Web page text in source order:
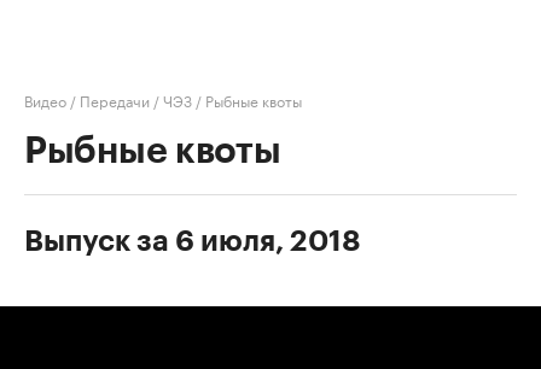
Видео / Передачи /ЧЭЗ / Рыбные квоты
Рыбные квоты
Выпуск за 6 июля, 2018